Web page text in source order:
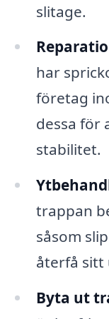
slitage.
har
företag
dessa för
stabilitet.
trappan
såsom
återfå sitt
Byta ut